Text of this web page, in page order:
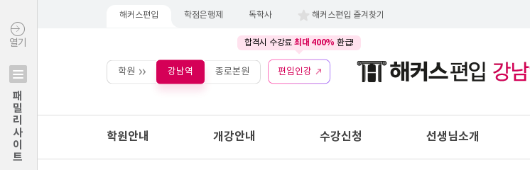
열기
패밀리사이트
해커스편입 학점은행제 독학사 해커스편입 즐겨찾기
합격시 수강료 최대 400% 환급!
학원 강남역 종로본원 편입인강
학원안내 개강안내 수강신청 선생님소개